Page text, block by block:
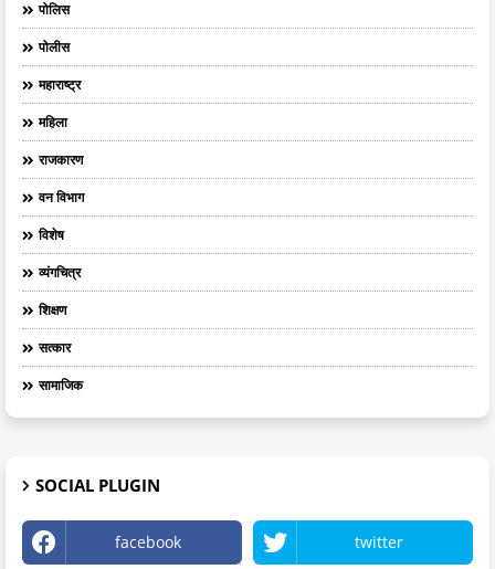
पोलिस
पोलीस
महाराष्ट्र
महिला
राजकारण
वन विभाग
विशेष
व्यंगचित्र
शिक्षण
सत्कार
सामाजिक
SOCIAL PLUGIN
facebook twitter